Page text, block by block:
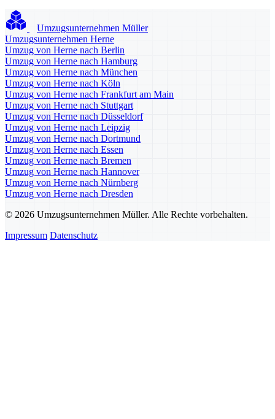
Umzugsunternehmen Müller
Umzugsunternehmen Herne
Umzug von Herne nach Berlin
Umzug von Herne nach Hamburg
Umzug von Herne nach München
Umzug von Herne nach Köln
Umzug von Herne nach Frankfurt am Main
Umzug von Herne nach Stuttgart
Umzug von Herne nach Düsseldorf
Umzug von Herne nach Leipzig
Umzug von Herne nach Dortmund
Umzug von Herne nach Essen
Umzug von Herne nach Bremen
Umzug von Herne nach Hannover
Umzug von Herne nach Nürnberg
Umzug von Herne nach Dresden
© 2026 Umzugsunternehmen Müller. Alle Rechte vorbehalten.
Impressum Datenschutz